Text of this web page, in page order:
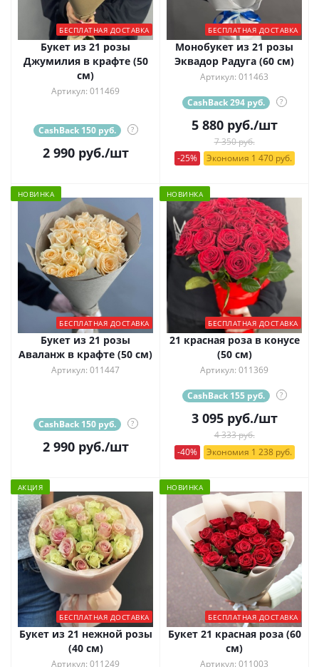
БЕСПЛАТНАЯ ДОСТАВКА
Букет из 21 розы
Джумилия в крафте (50
см)
Артикул: 011469
CashBack 150 руб. ?
2 990руб./шт
БЕСПЛАТНАЯ ДОСТАВКА
Монобукет из 21 розы
Эквадор Радуга (60 см)
Артикул: 011463
CashBack 294 руб. ?
5 880руб./шт
7 350 руб.
-25%
Экономия 1 470 руб.
НОВИНКА
БЕСПЛАТНАЯ ДОСТАВКА
Букет из 21 розы
Аваланж в крафте (50 см)
Артикул: 011447
CashBack 150 руб. ?
2 990руб./шт
НОВИНКА
БЕСПЛАТНАЯ ДОСТАВКА
21 красная роза в конусе
(50 см)
Артикул: 011369
CashBack 155 руб. ?
3 095руб./шт
4 333 руб.
-40%
Экономия 1 238 руб.
АКЦИЯ
БЕСПЛАТНАЯ ДОСТАВКА
Букет из 21 нежной розы
(40 см)
Артикул: 011249
НОВИНКА
БЕСПЛАТНАЯ ДОСТАВКА
Букет 21 красная роза (60
см)
Артикул: 011003